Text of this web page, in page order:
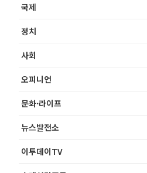
국제
정치
사회
오피니언
문화·라이프
뉴스발전소
이투데이TV